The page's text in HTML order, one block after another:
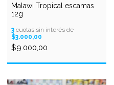
Malawi Tropical escamas
12g
3 cuotas sin interés de
$3.000,00
$9.000,00